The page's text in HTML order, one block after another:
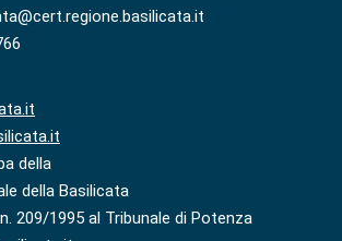
della
della Basilicata
209/1995 al Tribunale di Potenza